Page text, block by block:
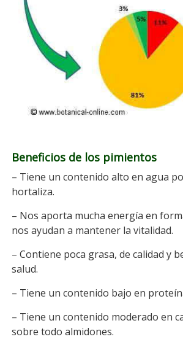
Beneficios de los pimientos
– Tiene un contenido alto en agua
hortaliza.
– Nos aporta mucha energía en
nos ayudan a mantener la vitalidad.
– Contiene poca grasa, de calidad y
salud.
– Tiene un contenido bajo en
– Tiene un contenido moderado en
sobre todo almidones.